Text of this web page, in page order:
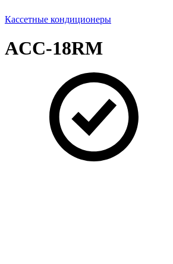
Кассетные кондиционеры
ACC-18RM